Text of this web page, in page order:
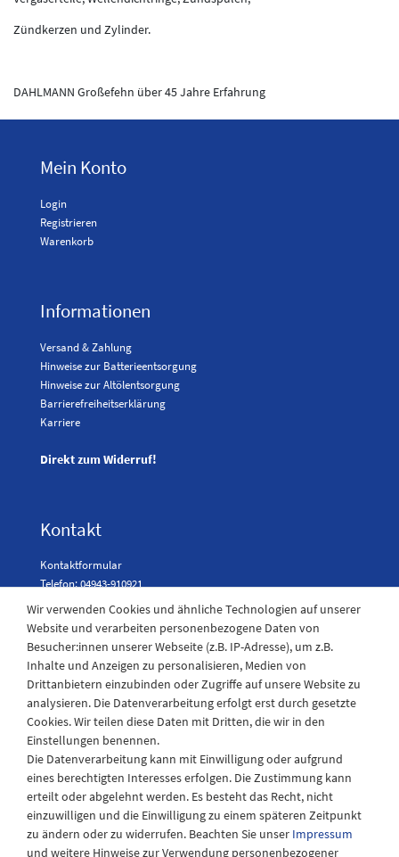
Zündkerzen und Zylinder.
DAHLMANN Großefehn über 45 Jahre Erfahrung
Mein Konto
Login
Registrieren
Warenkorb
Informationen
Versand & Zahlung
Hinweise zur Batterieentsorgung
Hinweise zur Altölentsorgung
Barrierefreiheitserklärung
Karriere
Direkt zum Widerruf!
Kontakt
Kontaktformular
Telefon: 04943-910921
Laden Öffnungszeiten
Montag - Freitag
08:30 - 12:30 und 13.00 - 17.30 Uhr
Samstags
08:30 bis 12:30 Uhr
Wir verwenden Cookies und ähnliche Technologien auf unserer
Website und verarbeiten personenbezogene Daten von
Besucher:innen unserer Webseite (z.B. IP-Adresse), um z.B.
Inhalte und Anzeigen zu personalisieren, Medien von
Drittanbietern einzubinden oder Zugriffe auf unsere Website zu
analysieren. Die Datenverarbeitung erfolgt erst durch gesetzte
Cookies. Wir teilen diese Daten mit Dritten, die wir in den
Einstellungen benennen.
Die Datenverarbeitung kann mit Einwilligung oder aufgrund
eines berechtigten Interesses erfolgen. Die Zustimmung kann
erteilt oder abgelehnt werden. Es besteht das Recht, nicht
einzuwilligen und die Einwilligung zu einem späteren Zeitpunkt
zu ändern oder zu widerrufen. Beachten Sie unser Impressum
und weitere Hinweise zur Verwendung personenbezogener